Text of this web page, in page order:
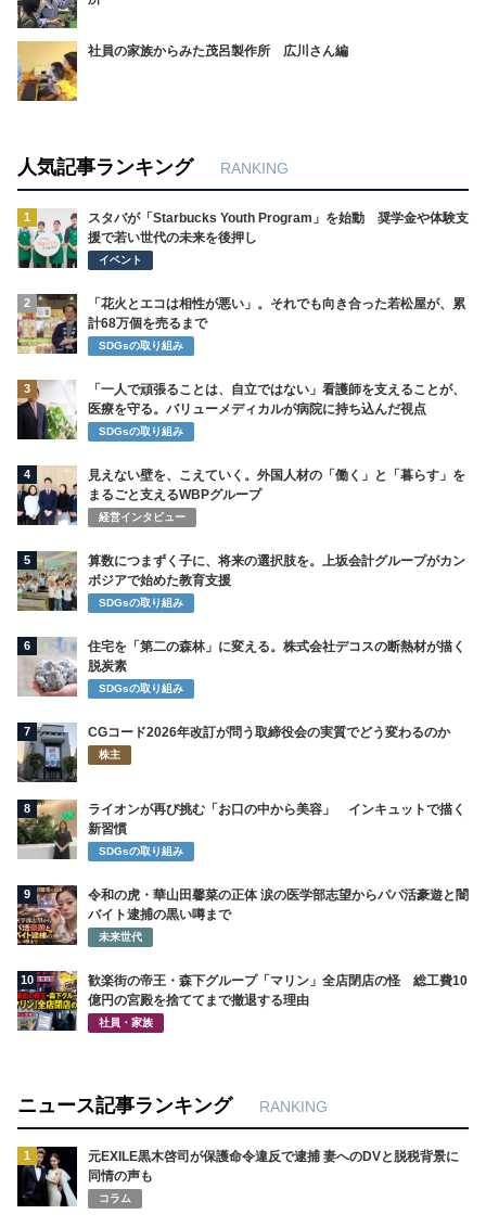
社員の家族からみた茂呂製作所 広川さん編
人気記事ランキング RANKING
1
スタバが「Starbucks Youth Program」を始動 奨学金や体験支
援で若い世代の未来を後押し
イベント
2
「花火とエコは相性が悪い」。それでも向き合った若松屋が、累
計68万個を売るまで
SDGsの取り組み
3
「一人で頑張ることは、自立ではない」看護師を支えることが、
医療を守る。バリューメディカルが病院に持ち込んだ視点
SDGsの取り組み
4
見えない壁を、こえていく。外国人材の「働く」と「暮らす」を
まるごと支えるWBPグループ
経営インタビュー
5
算数につまずく子に、将来の選択肢を。上坂会計グループがカン
ボジアで始めた教育支援
SDGsの取り組み
6
住宅を「第二の森林」に変える。株式会社デコスの断熱材が描く
脱炭素
SDGsの取り組み
7 CGコード2026年改訂が問う取締役会の実質でどう変わるのか
株主
8
ライオンが再び挑む「お口の中から美容」 インキュットで描く
新習慣
SDGsの取り組み
9
令和の虎・華山田馨菜の正体 涙の医学部志望からパパ活豪遊と闇
バイト逮捕の黒い噂まで
未来世代
10
歓楽街の帝王・森下グループ「マリン」全店閉店の怪 総工費10
億円の宮殿を捨ててまで撤退する理由
社員・家族
ニュース記事ランキング RANKING
1
元EXILE黒木啓司が保護命令違反で逮捕 妻へのDVと脱税背景に
同情の声も
コラム